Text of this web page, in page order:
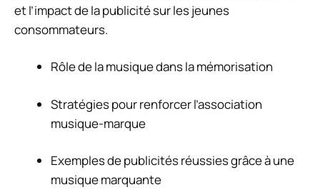
et l’impact de la publicité sur les jeunes
consommateurs.
Rôle de la musique dans la mémorisation
Stratégies pour renforcer l’association
musique-marque
Exemples de publicités réussies grâce à une
musique marquante